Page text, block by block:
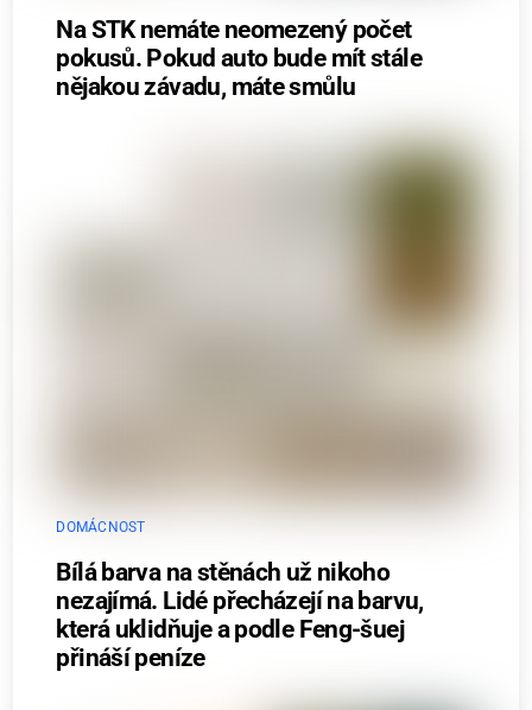
Na STK nemáte neomezený počet
pokusů. Pokud auto bude mít stále
nějakou závadu, máte smůlu
DOMÁCNOST
Bílá barva na stěnách už nikoho
nezajímá. Lidé přecházejí na barvu,
která uklidňuje a podle Feng-šuej
přináší peníze